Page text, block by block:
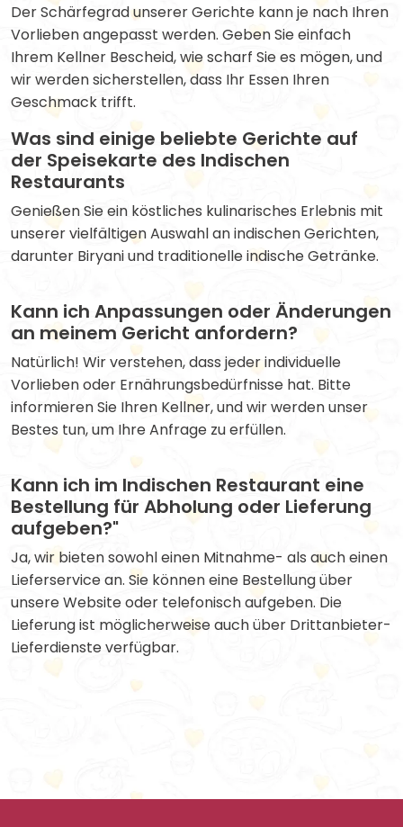
Der Schärfegrad unserer Gerichte kann je nach Ihren
Vorlieben angepasst werden. Geben Sie einfach
Ihrem Kellner Bescheid, wie scharf Sie es mögen, und
wir werden sicherstellen, dass Ihr Essen Ihren
Geschmack trifft.
Was sind einige beliebte Gerichte auf
der Speisekarte des Indischen
Restaurants
Genießen Sie ein köstliches kulinarisches Erlebnis mit
unserer vielfältigen Auswahl an indischen Gerichten,
darunter Biryani und traditionelle indische Getränke.
Kann ich Anpassungen oder Änderungen
an meinem Gericht anfordern?
Natürlich! Wir verstehen, dass jeder individuelle
Vorlieben oder Ernährungsbedürfnisse hat. Bitte
informieren Sie Ihren Kellner, und wir werden unser
Bestes tun, um Ihre Anfrage zu erfüllen.
Kann ich im Indischen Restaurant eine
Bestellung für Abholung oder Lieferung
aufgeben?"
Ja, wir bieten sowohl einen Mitnahme- als auch einen
Lieferservice an. Sie können eine Bestellung über
unsere Website oder telefonisch aufgeben. Die
Lieferung ist möglicherweise auch über Drittanbieter-
Lieferdienste verfügbar.